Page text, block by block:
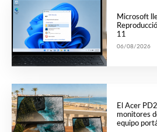
Microsoft
11
06/08/2026
El Acer
monitores
equipo